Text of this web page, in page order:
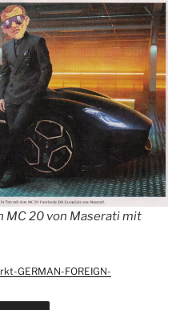
MC 20 von Maserati mit
GERMAN-FOREIGN-